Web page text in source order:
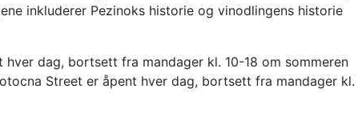
inkluderer Pezinoks historie og vinodlingens historie
dag, bortsett fra mandager kl. 10-18 om sommeren
Street er åpent hver dag, bortsett fra mandager kl.